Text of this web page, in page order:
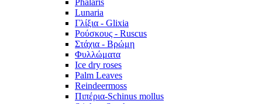
Phalaris
Lunaria
Γλίξια - Glixia
Ρούσκους - Ruscus
Στάχια - Βρώμη
Φυλλώματα
Ice dry roses
Palm Leaves
Reindeermoss
Πιπέρια-Schinus mollus